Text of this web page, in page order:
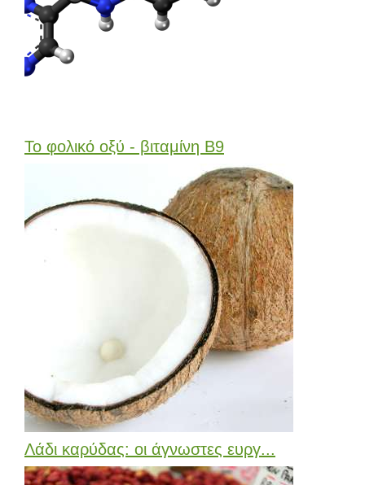
Το φολικό οξύ - βιταμίνη Β9
Λάδι καρύδας: οι άγνωστες ευργ...